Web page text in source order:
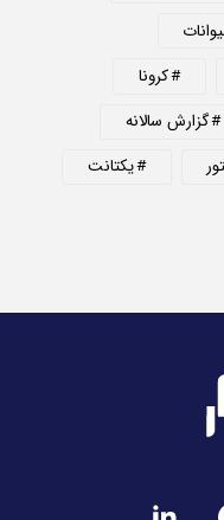
کرونا
گزارش سالانه
یکتانت